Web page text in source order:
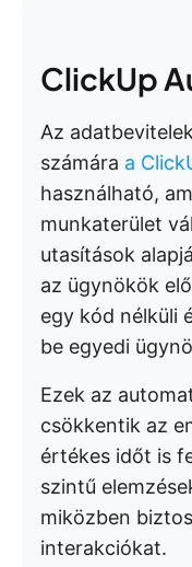
ClickUp
Az
számára a
használható,
munkaterület
utasítások
az ügynökök
egy kód nélküli
be egyedi
Ezek az
csökkentik az
értékes időt is
szintű
miközben
interakciókat.